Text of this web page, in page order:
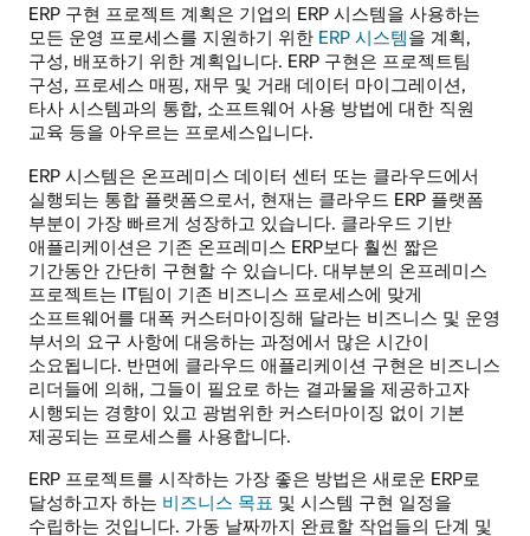
ERP 구현 프로젝트 계획은 기업의 ERP 시스템을 사용하는
모든 운영 프로세스를 지원하기 위한 ERP 시스템을 계획,
구성, 배포하기 위한 계획입니다. ERP 구현은 프로젝트팀
구성, 프로세스 매핑, 재무 및 거래 데이터 마이그레이션,
타사 시스템과의 통합, 소프트웨어 사용 방법에 대한 직원
교육 등을 아우르는 프로세스입니다.
ERP 시스템은 온프레미스 데이터 센터 또는 클라우드에서
실행되는 통합 플랫폼으로서, 현재는 클라우드 ERP 플랫폼
부분이 가장 빠르게 성장하고 있습니다. 클라우드 기반
애플리케이션은 기존 온프레미스 ERP보다 훨씬 짧은
기간동안 간단히 구현할 수 있습니다. 대부분의 온프레미스
프로젝트는 IT팀이 기존 비즈니스 프로세스에 맞게
소프트웨어를 대폭 커스터마이징해 달라는 비즈니스 및 운영
부서의 요구 사항에 대응하는 과정에서 많은 시간이
소요됩니다. 반면에 클라우드 애플리케이션 구현은 비즈니스
리더들에 의해, 그들이 필요로 하는 결과물을 제공하고자
시행되는 경향이 있고 광범위한 커스터마이징 없이 기본
제공되는 프로세스를 사용합니다.
ERP 프로젝트를 시작하는 가장 좋은 방법은 새로운 ERP로
달성하고자 하는 비즈니스 목표 및 시스템 구현 일정을
수립하는 것입니다. 가동 날짜까지 완료할 작업들의 단계 및